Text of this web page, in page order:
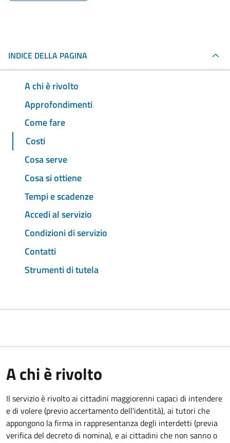
INDICE DELLA PAGINA
A chi è rivolto
Approfondimenti
Come fare
Costi
Cosa serve
Cosa si ottiene
Tempi e scadenze
Accedi al servizio
Condizioni di servizio
Contatti
Strumenti di tutela
A chi è rivolto
Il servizio è rivolto ai cittadini maggiorenni capaci di intendere
e di volere (previo accertamento dell'identità), ai tutori che
appongono la firma in rappresentanza degli interdetti (previa
verifica del decreto di nomina), e ai cittadini che non sanno o